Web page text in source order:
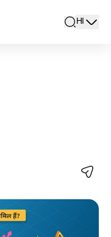
search
Locale
HI
active